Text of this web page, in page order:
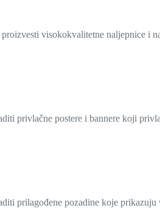
visokokvalitetne naljepnice i
privlačne postere i bannere koji
prilagođene pozadine koje